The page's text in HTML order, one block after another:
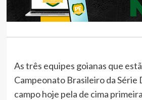
As três equipes goianas que
Campeonato Brasileiro da Série
campo hoje pela de cima